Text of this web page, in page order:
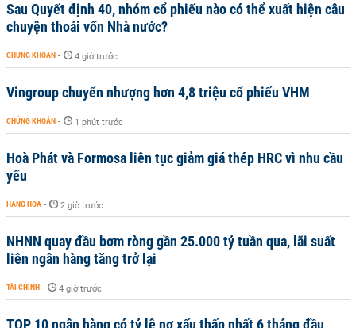
Sau Quyết định 40, nhóm cổ phiếu nào có thể xuất hiện câu
chuyện thoái vốn Nhà nước?
CHỨNG KHOÁN - 4 giờ trước
Vingroup chuyển nhượng hơn 4,8 triệu cổ phiếu VHM
CHỨNG KHOÁN - 1 phút trước
Hoà Phát và Formosa liên tục giảm giá thép HRC vì nhu cầu
yếu
HÀNG HÓA - 2 giờ trước
NHNN quay đầu bơm ròng gần 25.000 tỷ tuần qua, lãi suất
liên ngân hàng tăng trở lại
TÀI CHÍNH - 4 giờ trước
TOP 10 ngân hàng có tỷ lệ nợ xấu thấp nhất 6 tháng đầu